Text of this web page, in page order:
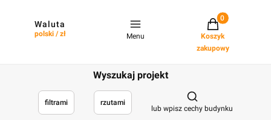
Waluta
polski / zł Menu
Projekty w
Koszyk
zakupowy
Wyszukaj projekt
filtrami rzutami
Otwórz
lub wpisz cechy budynku